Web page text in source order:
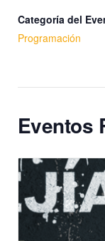
Categoría del
Programación
Eventos